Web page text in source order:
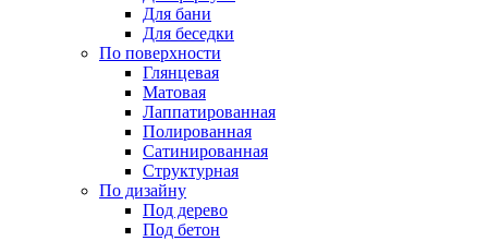
Для бани
Для беседки
По поверхности
Глянцевая
Матовая
Лаппатированная
Полированная
Сатинированная
Структурная
По дизайну
Под дерево
Под бетон